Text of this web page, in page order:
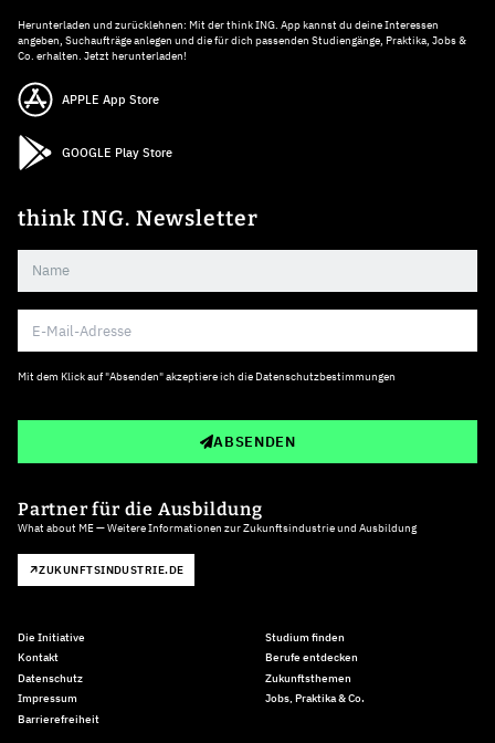
Herunterladen und zurücklehnen: Mit der think ING. App kannst du deine Interessen
angeben, Suchaufträge anlegen und die für dich passenden Studiengänge, Praktika, Jobs &
Co. erhalten. Jetzt herunterladen!
APPLE App Store
GOOGLE Play Store
think ING. Newsletter
Mit dem Klick auf "Absenden" akzeptiere ich die Datenschutzbestimmungen
ABSENDEN
Partner für die Ausbildung
What about ME — Weitere Informationen zur Zukunftsindustrie und Ausbildung
ZUKUNFTSINDUSTRIE.DE
Die Initiative
Kontakt
Datenschutz
Impressum
Barrierefreiheit
Studium finden
Berufe entdecken
Zukunftsthemen
Jobs, Praktika & Co.